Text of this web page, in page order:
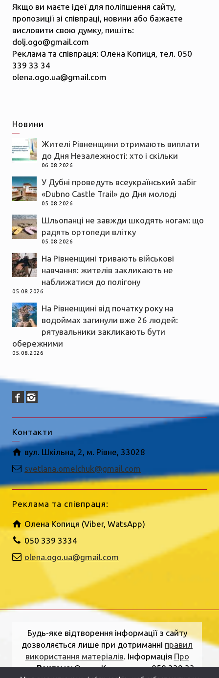
Якщо ви маєте ідеї для поліпшення сайту,
пропозиції зі співпраці, новини або бажаєте
висловити свою думку, пишіть:
dolj.ogo@gmail.com
Реклама та співпраця: Олена Копиця, тел. 050
339 33 34
olena.ogo.ua@gmail.com
Новини
Жителі Рівненщини отримають виплати
до Дня Незалежності: хто і скільки
06.08.2026
У Дубні проведуть всеукраїнський забіг
«Dubno Castle Trail» до Дня молоді
05.08.2026
Шльопанці не завжди шкодять ногам: що
радять ортопеди влітку
05.08.2026
На Рівненщині тривають військові
навчання: жителів закликають не
наближатися до полігону
05.08.2026
На Рівненщині від початку року на
водоймах загинули вже 26 людей:
рятувальники закликають бути
обережними
05.08.2026
Контакти
вул. Шкільна, 2, м. Рівне, 33028
svetlana.omelchuk@gmail.com
Реклама та співпраця:
Олена Копиця (Viber, WatsApp)
050 339 3334
olena.ogo.ua@gmail.com
Будь-яке відтворення інформації з сайту
дозволяється лише при дотриманні правил
використання матеріалів. Інформація Про
нас.Реклама:Олена Копиця, тел. 050 339 33